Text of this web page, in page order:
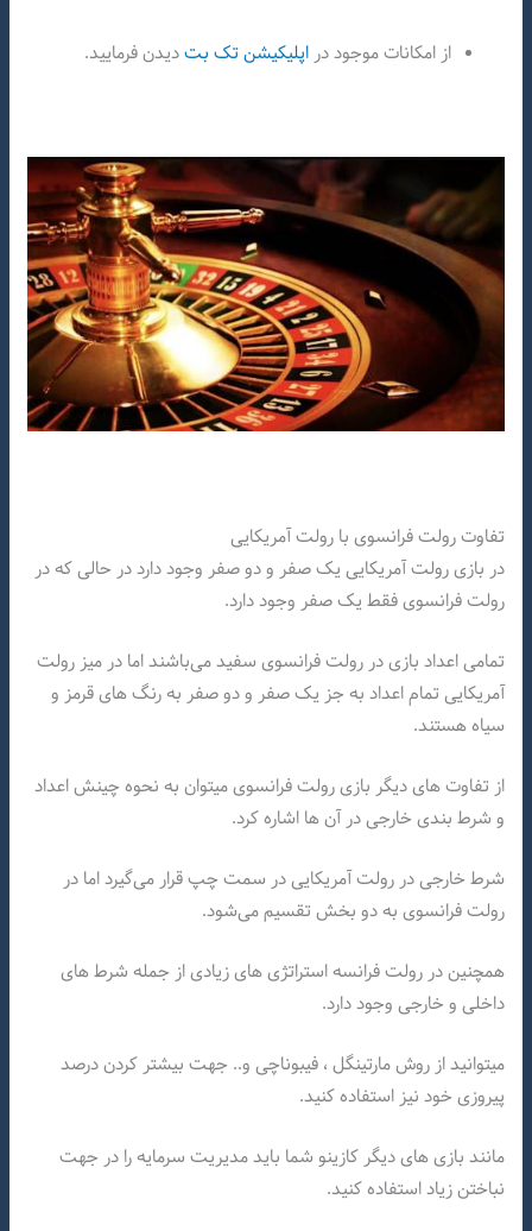
از امکانات موجود دراپلیکیشن تک بتدیدن فرمایید.
تفاوت رولت فرانسوی با رولت آمریکایی
در بازی رولت آمریکایی یک صفر و دو صفر وجود دارد در حالی که در
رولت فرانسوی فقط یک صفر وجود دارد.
تمامی اعداد بازی در رولت فرانسوی سفید می‌باشند اما در میز رولت
آمریکایی تمام اعداد به جز یک صفر و دو صفر به رنگ های قرمز و
سیاه هستند.
از تفاوت های دیگر بازی رولت فرانسوی میتوان به نحوه چینش اعداد
و شرط بندی خارجی در آن ها اشاره کرد.
شرط خارجی در رولت آمریکایی در سمت چپ قرار می‌گیرد اما در
رولت فرانسوی به دو بخش تقسیم می‌شود.
همچنین در رولت فرانسه استراتژی های زیادی از جمله شرط های
داخلی و خارجی وجود دارد.
میتوانید از روش مارتینگل ، فیبوناچی و.. جهت بیشتر کردن درصد
پیروزی خود نیز استفاده کنید.
مانند بازی های دیگر کازینو شما باید مدیریت سرمایه را در جهت
نباختن زیاد استفاده کنید.